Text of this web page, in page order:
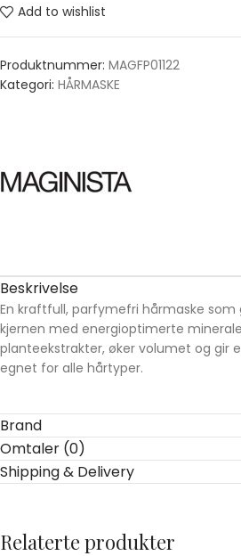
Add to wishlist
Produktnummer: MAGFP01122
Kategori: HÅRMASKE
Beskrivelse
En kraftfull, parfymefri hårmaske
kjernen med energioptimerte
planteekstrakter, øker volumet og gir
egnet for alle hårtyper.
Brand
Omtaler (0)
Shipping & Delivery
Relaterte produkter